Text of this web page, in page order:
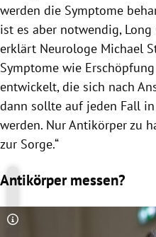
werden die Symptome
ist es aber notwendig,
erklärt Neurologe Michael
Symptome wie
entwickelt, die sich nach
dann sollte auf jeden Fall
werden. Nur Antikörper zu
zur Sorge.“
Antikörper messen?
Copyright-Hinweis